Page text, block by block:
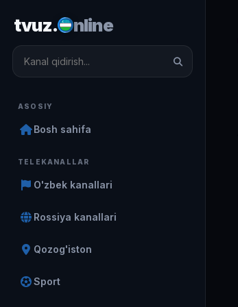
tvuz. nline
ASOSIY
Bosh sahifa
TELEKANALLAR
O'zbek kanallari
Rossiya kanallari
Qozog'iston
Sport